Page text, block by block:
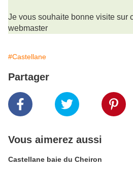
Je vous souhaite bonne visite sur
webmaster
#Castellane
Partager
Vous aimerez aussi
Castellane baie du Cheiron